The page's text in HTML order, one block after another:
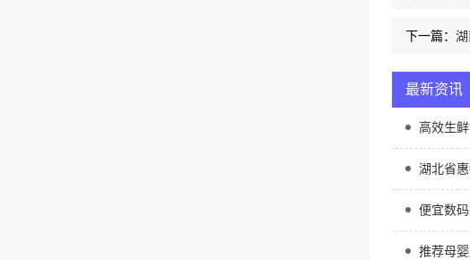
下一篇：
最新资讯
高效生
湖北省
便宜数
推荐母